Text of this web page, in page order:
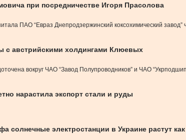
при посредничестве Игоря Прасолова
ПАО “Евраз Днепродзержинский коксохимический
с австрийскими холдингами Клюевых
вокруг ЧАО “Завод Полупроводников” и ЧАО
нарастила экспорт стали и руды
солнечные электростанции в Украине растут